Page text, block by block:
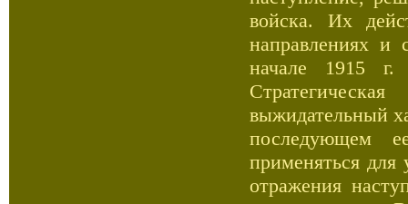
войска. Их
направлениях и
начале 1915 г.
выжидательный
последующем
применяться для
отражения